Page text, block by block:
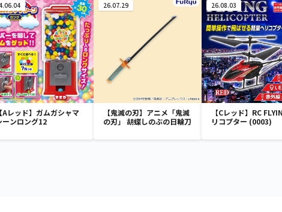
【Aレッド】ガムガシャマ
ーンロング12
26.07.29
【鬼滅の刃】アニメ「鬼滅
の刃」 胡蝶しのぶの日輪刀
26.08.03
【Cレッド】RC
リコプター (0003)